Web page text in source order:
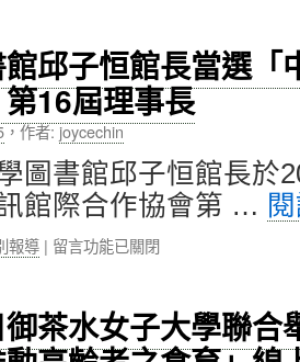
時
代」〉
中
源
醫
師
榮
獲
第
7
屆
際
典
範
大
張
鳳
航
教
授、
Niall
William
Duncan
副
榮
獲
國
邱子恒館長當選「
16屆理事長
，作者: joycechin
圖書館邱子恒館長於
館際合作協會第 …
報導 | 在
大
圖
書
留言功能已關閉
茶水女子大學聯合